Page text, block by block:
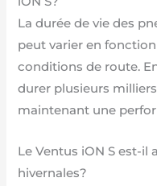
La durée de vie des
peut varier en
conditions de route.
durer plusieurs
maintenant une
Le Ventus iON S est-il
hivernales?